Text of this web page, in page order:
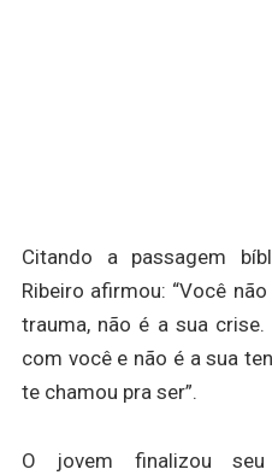
Citando a passagem
Ribeiro afirmou: “Você
trauma, não é a sua
com você e não é a sua
te chamou pra ser”.
O jovem finalizou